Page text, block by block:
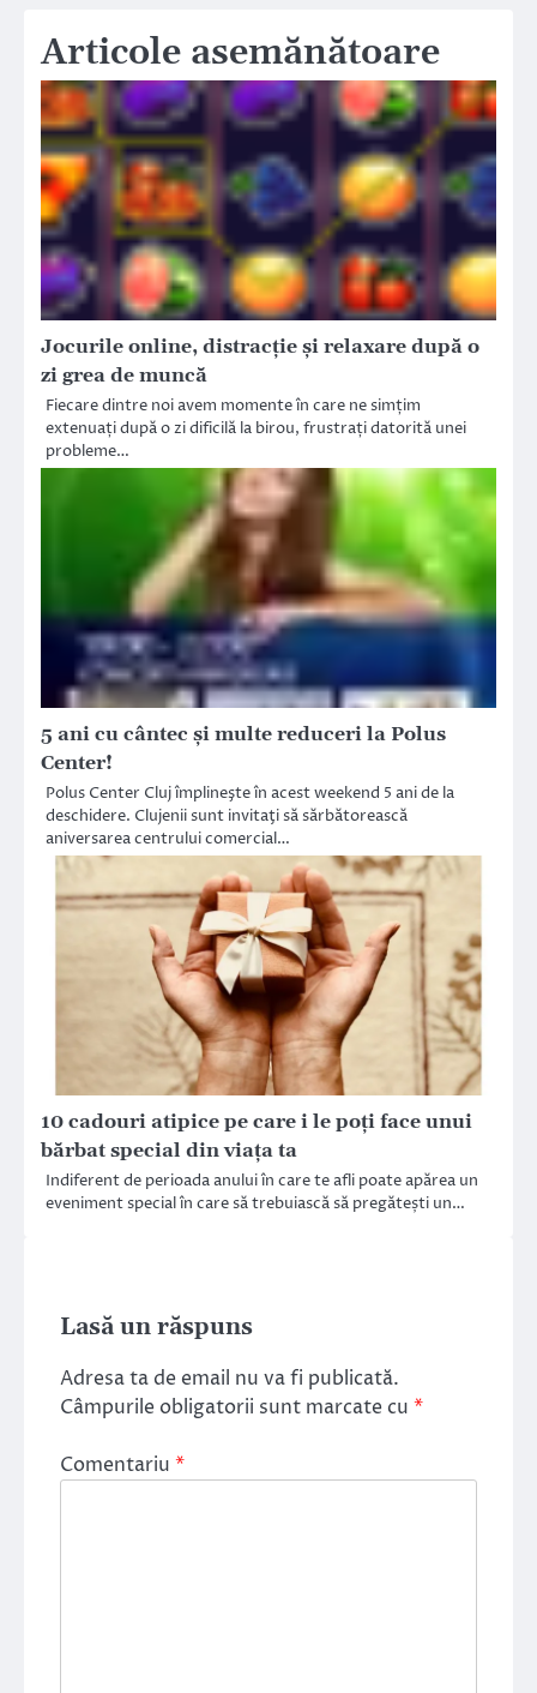
Articole asemănătoare
Jocurile online, distracție și relaxare după o
zi grea de muncă
Fiecare dintre noi avem momente în care ne simțim
extenuați după o zi dificilă la birou, frustrați datorită unei
probleme…
5 ani cu cântec şi multe reduceri la Polus
Center!
Polus Center Cluj împlineşte în acest weekend 5 ani de la
deschidere. Clujenii sunt invitaţi să sărbătorească
aniversarea centrului comercial…
10 cadouri atipice pe care i le poți face unui
bărbat special din viața ta
Indiferent de perioada anului în care te afli poate apărea un
eveniment special în care să trebuiască să pregătești un…
Lasă un răspuns
Adresa ta de email nu va fi publicată.
Câmpurile obligatorii sunt marcate cu *
Comentariu *